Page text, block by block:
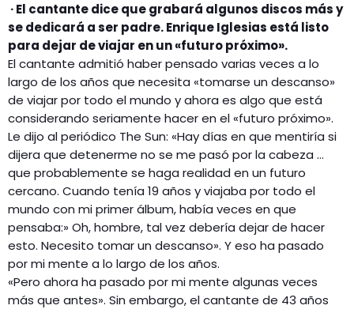
· El cantante dice que grabará algunos discos más y
se dedicará a ser padre. Enrique Iglesias está listo
para dejar de viajar en un «futuro próximo».
El cantante admitió haber pensado varias veces a lo
largo de los años que necesita «tomarse un descanso»
de viajar por todo el mundo y ahora es algo que está
considerando seriamente hacer en el «futuro próximo».
Le dijo al periódico The Sun: «Hay días en que mentiría si
dijera que detenerme no se me pasó por la cabeza …
que probablemente se haga realidad en un futuro
cercano. Cuando tenía 19 años y viajaba por todo el
mundo con mi primer álbum, había veces en que
pensaba:» Oh, hombre, tal vez debería dejar de hacer
esto. Necesito tomar un descanso». Y eso ha pasado
por mi mente a lo largo de los años.
«Pero ahora ha pasado por mi mente algunas veces
más que antes». Sin embargo, el cantante de 43 años